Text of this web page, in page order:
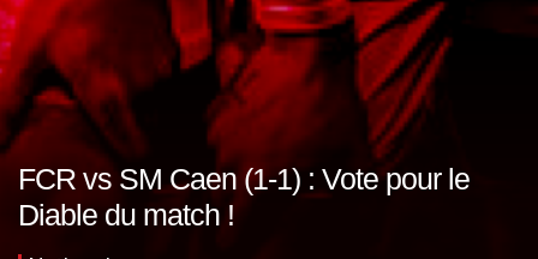
FCR vs SM Caen (1-1) : Vote pour le
Diable du match !